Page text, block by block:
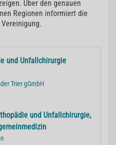
Über den genauen
Regionen informiert die
und Unfallchirurgie
Trier gGmbH
und Unfallchirurgie,